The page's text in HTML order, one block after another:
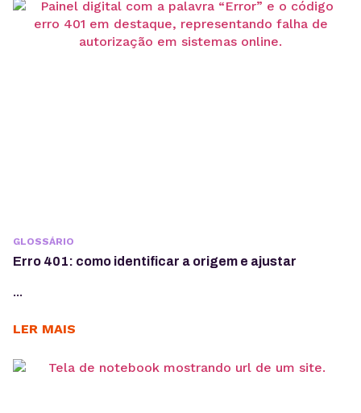
GLOSSÁRIO
Erro 401: como identificar a origem e ajustar
...
LER MAIS